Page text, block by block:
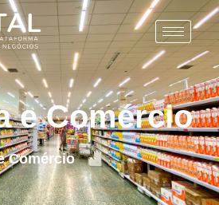
e Comércio
Comércio